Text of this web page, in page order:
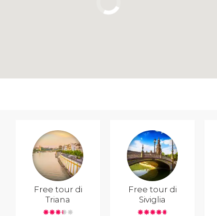
Free tour di
Triana
Free tour di
Siviglia